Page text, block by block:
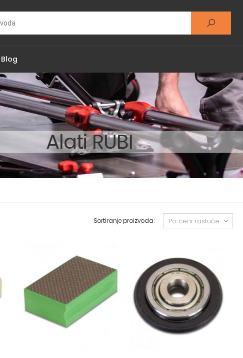
Blog
Alati RUBI
Sortiranje proizvoda: